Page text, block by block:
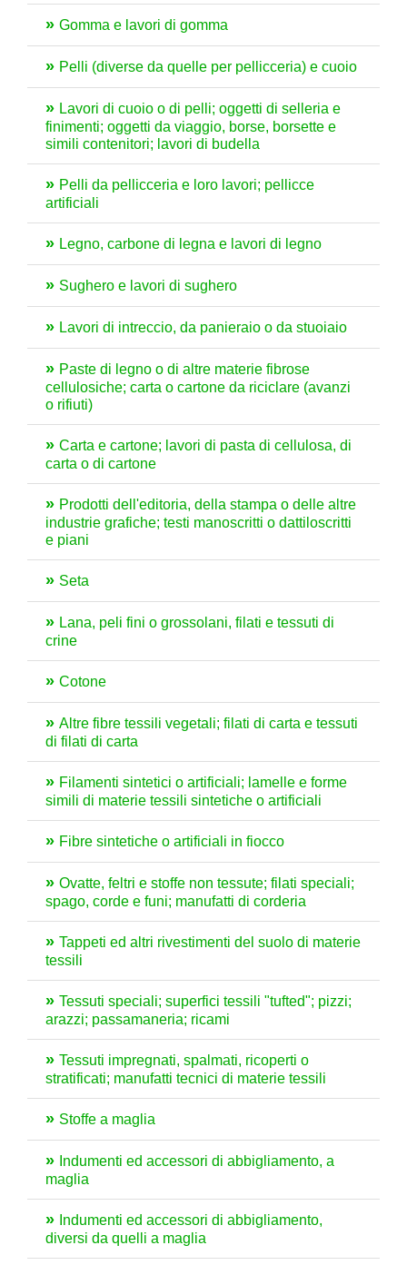
Gomma e lavori di gomma
Pelli (diverse da quelle per pellicceria) e cuoio
Lavori di cuoio o di pelli; oggetti di selleria e
finimenti; oggetti da viaggio, borse, borsette e
simili contenitori; lavori di budella
Pelli da pellicceria e loro lavori; pellicce
artificiali
Legno, carbone di legna e lavori di legno
Sughero e lavori di sughero
Lavori di intreccio, da panieraio o da stuoiaio
Paste di legno o di altre materie fibrose
cellulosiche; carta o cartone da riciclare (avanzi
o rifiuti)
Carta e cartone; lavori di pasta di cellulosa, di
carta o di cartone
Prodotti dell'editoria, della stampa o delle altre
industrie grafiche; testi manoscritti o dattiloscritti
e piani
Seta
Lana, peli fini o grossolani, filati e tessuti di
crine
Cotone
Altre fibre tessili vegetali; filati di carta e tessuti
di filati di carta
Filamenti sintetici o artificiali; lamelle e forme
simili di materie tessili sintetiche o artificiali
Fibre sintetiche o artificiali in fiocco
Ovatte, feltri e stoffe non tessute; filati speciali;
spago, corde e funi; manufatti di corderia
Tappeti ed altri rivestimenti del suolo di materie
tessili
Tessuti speciali; superfici tessili "tufted"; pizzi;
arazzi; passamaneria; ricami
Tessuti impregnati, spalmati, ricoperti o
stratificati; manufatti tecnici di materie tessili
Stoffe a maglia
Indumenti ed accessori di abbigliamento, a
maglia
Indumenti ed accessori di abbigliamento,
diversi da quelli a maglia